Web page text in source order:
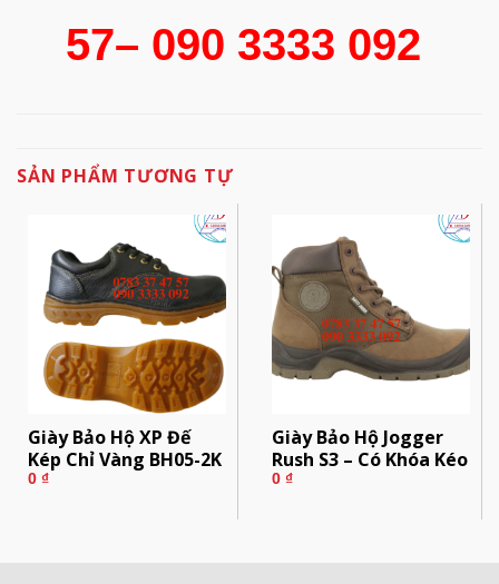
57– 090 3333 092
SẢN PHẨM TƯƠNG TỰ
Giày Bảo Hộ XP Đế
Kép Chỉ Vàng BH05-2K
0 ₫
Giày Bảo Hộ Jogger
Rush S3 – Có Khóa Kéo
0 ₫